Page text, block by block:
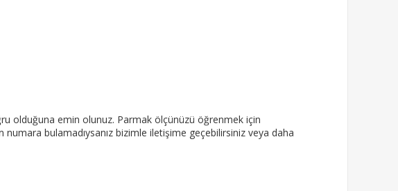
olduğuna emin olunuz. Parmak ölçünüzü öğrenmek için
numara bulamadıysanız bizimle iletişime geçebilirsiniz veya daha